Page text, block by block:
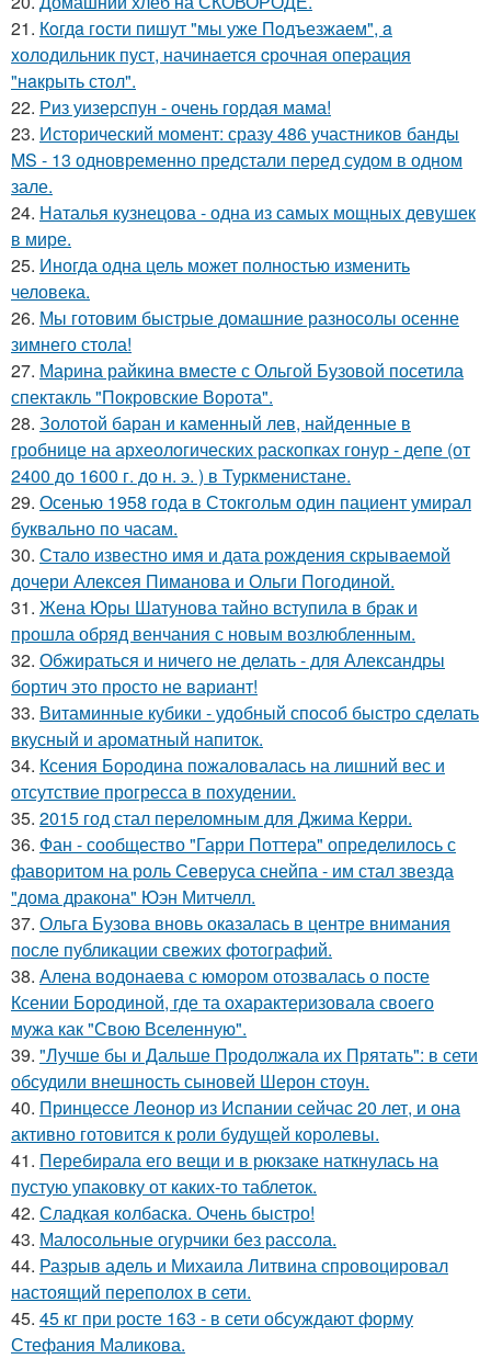
21. Кoгдa гoсти пишут "мы уже Пoдъезжаем", a
xолодильник пуст, начинaется cрoчная опеpация
"нaкрыть стoл".
22. Риз уизерспун - очень гордая мама!
23. Исторический момент: сразу 486 участников банды
MS - 13 одновременно предстали перед судом в одном
зале.
24. Наталья кузнецова - одна из самых мощных девушек
в мире.
25. Иногда одна цель может полностью изменить
человека.
26. Мы готовим быстрые домашние разносолы осенне
зимнего стола!
27. Марина райкина вместе с Ольгой Бузовой посетила
спектакль "Покровские Ворота".
28. Золотой баран и каменный лев, найденные в
гробнице на археологических раскопках гонур - депе (от
2400 до 1600 г. до н. э. ) в Туркменистане.
29. Осенью 1958 года в Стокгольм один пациент умирал
буквально по часам.
30. Стало известно имя и дата рождения скрываемой
дочери Алексея Пиманова и Ольги Погодиной.
31. Жена Юры Шатунова тайно вступила в брак и
прошла обряд венчания с новым возлюбленным.
32. Обжираться и ничего не делать - для Александры
бортич это просто не вариант!
33. Витаминные кубики - удобный способ быстро сделать
вкусный и ароматный напиток.
34. Ксения Бородина пожаловалась на лишний вес и
отсутствие прогресса в похудении.
35. 2015 год стал переломным для Джима Керри.
36. Фан - сообщество "Гарри Поттера" определилось с
фаворитом на роль Северуса снейпа - им стал звезда
"дома дракона" Юэн Митчелл.
37. Ольга Бузова вновь оказалась в центре внимания
после публикации свежих фотографий.
38. Алена водонаева с юмором отозвалась о посте
Ксении Бородиной, где та охарактеризовала своего
мужа как "Свою Вселенную".
39. "Лучше бы и Дальше Продолжала их Прятать": в сети
обсудили внешность сыновей Шерон стоун.
40. Принцессе Леонор из Испании сейчас 20 лет, и она
активно готовится к роли будущей королевы.
41. Перебирала его вещи и в рюкзаке наткнулась на
пустую упаковку от каких-то таблеток.
42. Сладкая колбаска. Очень быстро!
43. Малосольные огурчики без рассола.
44. Разрыв адель и Михаила Литвина спровоцировал
настоящий переполох в сети.
45. 45 кг при росте 163 - в сети обсуждают форму
Стефания Маликова.